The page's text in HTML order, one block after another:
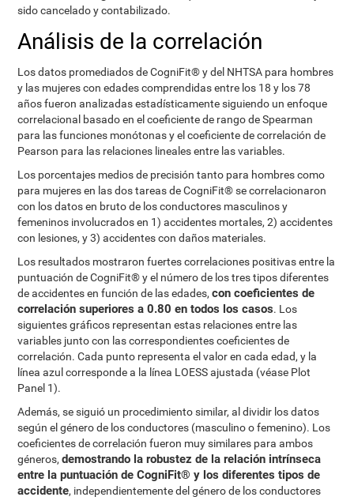
sido cancelado y contabilizado.
Análisis de la correlación
Los datos promediados de CogniFit® y del NHTSA para hombres
y las mujeres con edades comprendidas entre los 18 y los 78
años fueron analizadas estadísticamente siguiendo un enfoque
correlacional basado en el coeficiente de rango de Spearman
para las funciones monótonas y el coeficiente de correlación de
Pearson para las relaciones lineales entre las variables.
Los porcentajes medios de precisión tanto para hombres como
para mujeres en las dos tareas de CogniFit® se correlacionaron
con los datos en bruto de los conductores masculinos y
femeninos involucrados en 1) accidentes mortales, 2) accidentes
con lesiones, y 3) accidentes con daños materiales.
Los resultados mostraron fuertes correlaciones positivas entre la
puntuación de CogniFit® y el número de los tres tipos diferentes
de accidentes en función de las edades,con coeficientes de
correlación superiores a 0.80 en todos los casos. Los
siguientes gráficos representan estas relaciones entre las
variables junto con las correspondientes coeficientes de
correlación. Cada punto representa el valor en cada edad, y la
línea azul corresponde a la línea LOESS ajustada (véase Plot
Panel 1).
Además, se siguió un procedimiento similar, al dividir los datos
según el género de los conductores (masculino o femenino). Los
coeficientes de correlación fueron muy similares para ambos
géneros,demostrando la robustez de la relación intrínseca
entre la puntuación de CogniFit® y los diferentes tipos de
accidente, independientemente del género de los conductores